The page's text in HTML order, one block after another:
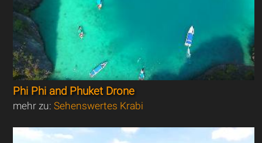
Phi Phi and Phuket Drone
mehr zu:Sehenswertes Krabi